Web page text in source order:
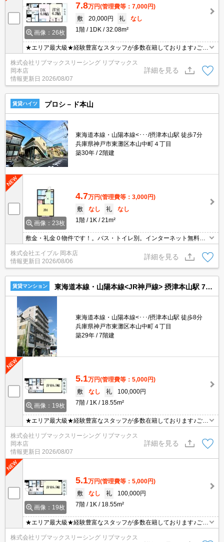
画像：26枚
7.8万円(管理費等：7,000円)
敷
20,000円 礼
なし
1階
1DK 32.08m²
★エリア最大級★経験豊富なスタッフが多数在籍しております♪ご要
望がありましたらお申し付けください！初期費用クレジット支払可
能！オンライン内覧・オンライン契約等弊社に一度も来店せずとも
問題ありません♪弊社ではネットに掲載されている物件も全てご紹介
可能になりますので気になる物件は全て申し付けください★
株式会社リブマックスリーシング リブマックス
岡本店
情報更新日 2026/08/07
詳細を見る
賃貸ハイツ プロシ－ド本山
東海道本線・山陽本線<･･･/摂津本山駅 徒歩7分
兵庫県神戸市東灘区本山中町４丁目
築30年
2階建
画像：23枚
4.7万円(管理費等：3,000円)
敷
なし 礼
なし
1階
1K 21m²
敷金・礼金０物件です！。バス・トイレ別。インターネット無料。
キッチンスペースが広め。室内に洗濯機置き場あります。買い物便
利な立地ですよ～!!。初期費用・家賃カード払い可。
株式会社エイブル 岡本店
情報更新日 2026/08/06
詳細を見る
賃貸マンション 東海道本線・山陽本線<JR神戸線> 摂津本山駅 7階建 築29年
東海道本線・山陽本線<･･･/摂津本山駅 徒歩8分
兵庫県神戸市東灘区本山中町４丁目
築29年
7階建
画像：19枚
5.1万円(管理費等：5,000円)
敷
なし 礼
100,000円
7階
1K 18.55m²
★エリア最大級★経験豊富なスタッフが多数在籍しております♪ご要
望がありましたらお申し付けください！初期費用クレジット支払可
能！オンライン内覧・オンライン契約等弊社に一度も来店せずとも
問題ありません♪弊社ではネットに掲載されている物件も全てご紹介
可能になりますので気になる物件は全て申し付けください★
株式会社リブマックスリーシング リブマックス
岡本店
情報更新日 2026/08/07
詳細を見る
画像：19枚
5.1万円(管理費等：5,000円)
敷
なし 礼
100,000円
7階
1K 18.55m²
★エリア最大級★経験豊富なスタッフが多数在籍しております♪ご要
望がありましたらお申し付けください！初期費用クレジット支払可
能！オンライン内覧・オンライン契約等弊社に一度も来店せずとも
株式会社リブマックスリーシング リブマックス